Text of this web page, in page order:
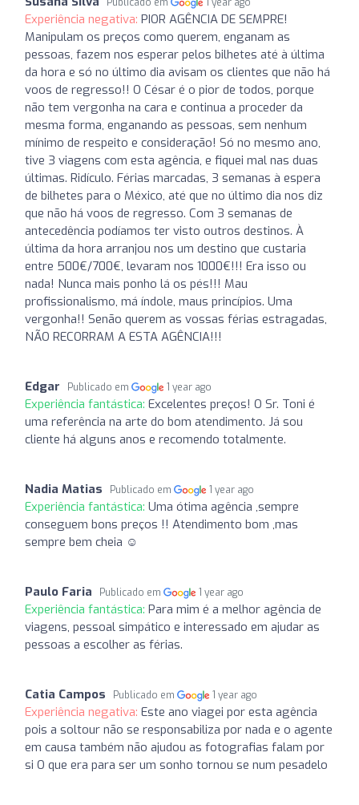
Experiência negativa: PIOR AGÊNCIA DE SEMPRE!
Manipulam os preços como querem, enganam as
pessoas, fazem nos esperar pelos bilhetes até à última
da hora e só no último dia avisam os clientes que não há
voos de regresso!! O César é o pior de todos, porque
não tem vergonha na cara e continua a proceder da
mesma forma, enganando as pessoas, sem nenhum
mínimo de respeito e consideração! Só no mesmo ano,
tive 3 viagens com esta agência, e fiquei mal nas duas
últimas. Ridículo. Férias marcadas, 3 semanas à espera
de bilhetes para o México, até que no último dia nos diz
que não há voos de regresso. Com 3 semanas de
antecedência podíamos ter visto outros destinos. À
última da hora arranjou nos um destino que custaria
entre 500€/700€, levaram nos 1000€!!! Era isso ou
nada! Nunca mais ponho lá os pés!!! Mau
profissionalismo, má índole, maus princípios. Uma
vergonha!! Senão querem as vossas férias estragadas,
NÃO RECORRAM A ESTA AGÊNCIA!!!
Edgar Publicado em 1 year ago
Experiência fantástica: Excelentes preços! O Sr. Toni é
uma referência na arte do bom atendimento. Já sou
cliente há alguns anos e recomendo totalmente.
Nadia Matias Publicado em 1 year ago
Experiência fantástica: Uma ótima agência ,sempre
conseguem bons preços !! Atendimento bom ,mas
sempre bem cheia ☺️
Paulo Faria Publicado em 1 year ago
Experiência fantástica: Para mim é a melhor agência de
viagens, pessoal simpático e interessado em ajudar as
pessoas a escolher as férias.
Catia Campos Publicado em 1 year ago
Experiência negativa: Este ano viagei por esta agência
pois a soltour não se responsabiliza por nada e o agente
em causa também não ajudou as fotografias falam por
si O que era para ser um sonho tornou se num pesadelo